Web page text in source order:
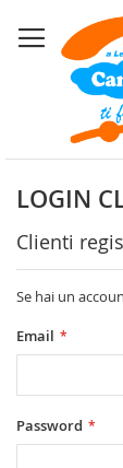
al
contenuto
LOGIN
Clienti
Se hai un
Email
Password